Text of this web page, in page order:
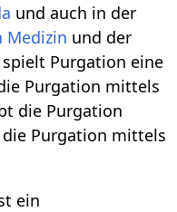
und auch in der
Medizin und der
spielt Purgation eine
Purgation mittels
die Purgation
Purgation mittels
ein